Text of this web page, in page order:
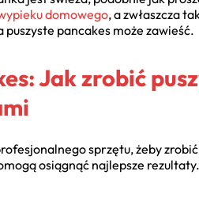
domowego, a zwłaszcza
pancakes może zawieść.
Jak zrobić
sprzętu, żeby
osiągnąć najlepsze